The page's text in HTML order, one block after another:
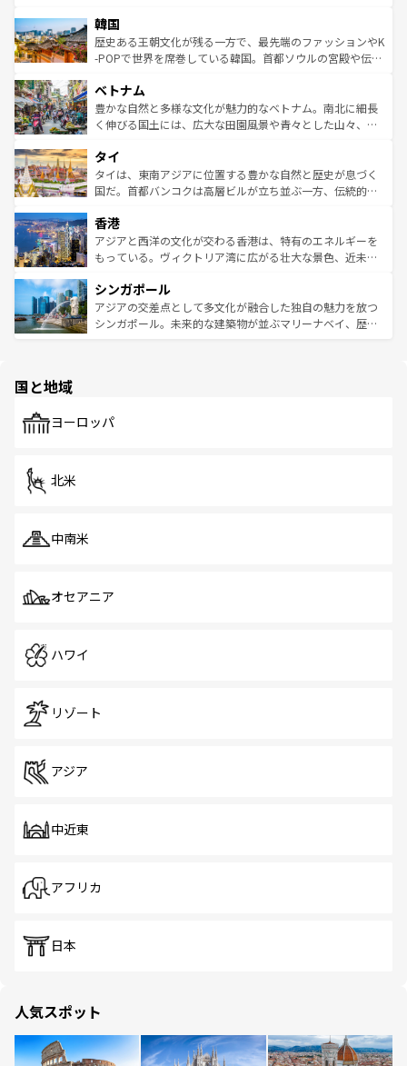
はコンテンツ一覧
いる。アクティビティも充実しており、サーフィンやダイ
ビング、ハイキングなど、アウトドア好きにはたまらな
い。オーストラリアの多彩な魅力を存分に味わいつくそ
参照してほしい。
ン）、静ひつな山岳地帯である台湾東部など、都市の喧騒
と山間の静けさが共存しており、訪れる人に新しい発見と
驚きをもたらしてくれる。また、奥深い台湾の食文化も魅
容にもいいと評判のスイーツなど、バラエティ豊かな料理
が味わえる。 なお、新着の台湾情報は コンテンツ一覧を参
照してほしい。
韓国
歴史ある王朝文化が残る一方で、最先端のファッションやK
-POPで世界を席巻している韓国。首都ソウルの宮殿や伝統
き、地方に足を延ばせば四季折々の自然美を楽しむことが
できる。そして、キムチや焼肉、絶品のストリートフード
まで、さまざまな韓国料理が待っている。夜には、韓国な
リティに包まれながら、韓国の多彩な魅力を心ゆくまで味
わってみてほしい。 なお、新着の韓国情報はコンテンツ一
覧を参照してほしい。
ベトナム
豊かな自然と多様な文化が魅力的なベトナム。南北に細長
く伸びる国土には、広大な田園風景や青々とした山々、世
急速な発展と共に伝統が息づく。ハノイの古い町並みやホ
ーチミン市のフランス統治時代の建物も、独特の雰囲気を
醸し出している。また、バラエティの豊かさとおいしさで
とつ。フォーやバインミー、ベトナムコーヒーなどは、ぜ
ひ現地で味わいたい。どの地域を訪れてもあたたかい人々
が旅行者を迎えてくれるので、きっと忘れられない旅にな
参照してほしい。
タイ
タイは、東南アジアに位置する豊かな自然と歴史が息づく
国だ。首都バンコクは高層ビルが立ち並ぶ一方、伝統的な
の活気が交差している。北部ではチェンマイなどの山岳地
帯で自然と触れ合い、南部ではプーケットやクラビの美し
いビーチでリゾート気分を楽しむことができる。タイ料理
激する。気候は一年中温暖で、どの季節にも異なる楽しみ
が待っている。親しみやすいタイの人々、仏教を中心とし
た文化、そして多様な観光資源が、訪れる旅人を魅了し続
香港
アジアと西洋の文化が交わる香港は、特有のエネルギーを
もっている。ヴィクトリア湾に広がる壮大な景色、近未来
み、どこを訪れても感動するはず。観光スポットが密集し
ており、効率よく見どころを回れるのも魅力。息をのむよ
うな絶景から文化的な体験まで、香港を存分に楽しみ尽く
シンガポール
アジアの交差点として多文化が融合した独自の魅力を放つ
シンガポール。未来的な建築物が並ぶマリーナベイ、歴史
で、ホーカーズは地元の風情を楽しめる外せないスポット
国と地域
ヨーロッパ
北米
中南米
オセアニア
ハワイ
リゾート
アジア
中近東
アフリカ
日本
人気スポット